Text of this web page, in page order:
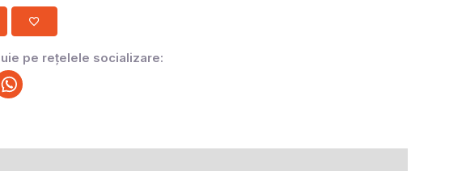
pe rețelele socializare: